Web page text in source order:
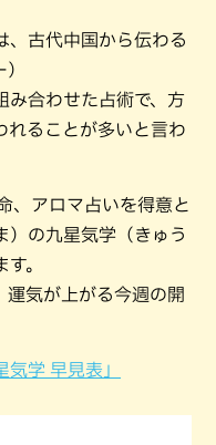
、古代中国から伝わる
み合わせた占術で、方
れることが多いと言わ
、アロマ占いを得意と
）の九星気学（きゅう
。
運気が上がる今週の開
学 早見表」